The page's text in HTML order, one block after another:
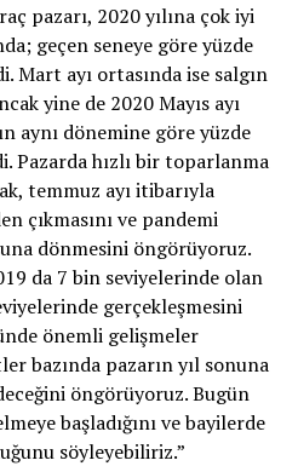
pazarı, 2020 yılına çok iyi
geçen seneye göre yüzde
Mart ayı ortasında ise salgın
yine de 2020 Mayıs ayı
aynı dönemine göre yüzde
Pazarda hızlı bir toparlanma
temmuz ayı itibarıyla
çıkmasını ve pandemi
dönmesini öngörüyoruz.
da 7 bin seviyelerinde olan
gerçekleşmesini
önemli gelişmeler
bazında pazarın yıl sonuna
öngörüyoruz. Bugün
başladığını ve bayilerde
söyleyebiliriz.”